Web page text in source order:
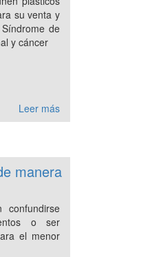
su venta y
de
y cáncer
Leer más
manera
confundirse
o ser
el menor